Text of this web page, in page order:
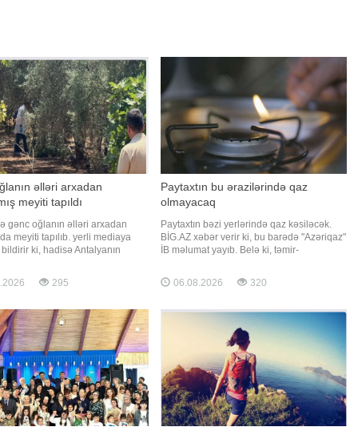
əlləri arxadan
meyiti tapıldı
gənc oğlanın əlləri arxadan
meyiti tapılıb. yerli mediaya
ki, hadisə Antalyanın
arxadan bağlanmış
gənc kişinin meyiti aşkarlanıb.
cəlb olunub
295
Paytaxtın bu ərazilərində qaz
olmayacaq
Paytaxtın bəzi yerlərində qaz kəsiləcək.
BİG.AZ xəbər verir ki, bu barədə "Azəriqaz"
İB məlumat yayıb. Belə ki, təmir-
10:00-dan işlər yekunlaşanadək Sabunçu
qəsəbəsinin Ə. Dadaşov, Y. Saratov, M.
küçələrinin və Bakıxano
06.08.2026 320